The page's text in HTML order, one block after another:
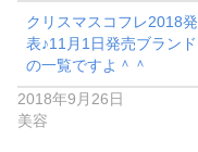
クリスマスコフレ2018発
表♪11月1日発売ブランド
の一覧ですよ＾＾
2018年9月26日
美容